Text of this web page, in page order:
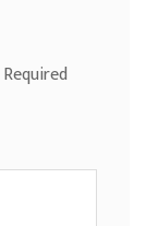
Required